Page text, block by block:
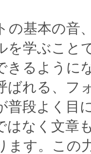
の基本の音
を学ぶこと
きるように
ばれる、フ
普段よく目
はなく文章
ます。この